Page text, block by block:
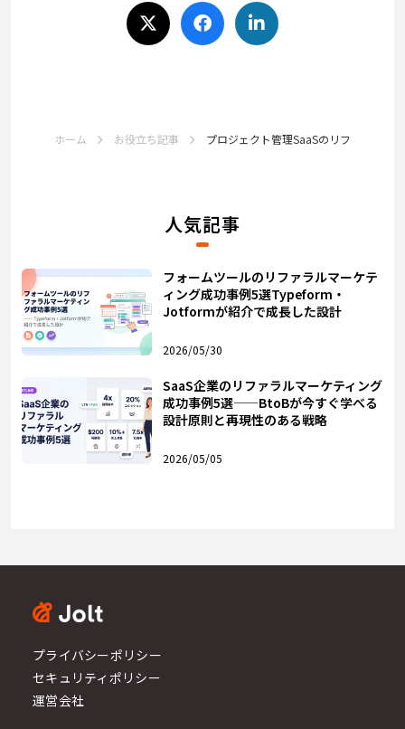
ホーム お役立ち記事 プロジェクト管理SaaSのリファラルマ
人気記事
フォームツールのリファラルマーケテ
ィング成功事例5選――Typeform・
Jotformが紹介で成長した設計
2026/05/30
SaaS企業のリファラルマーケティング
成功事例5選——BtoBが今すぐ学べる
設計原則と再現性のある戦略
2026/05/05
プライバシーポリシー
セキュリティポリシー
運営会社